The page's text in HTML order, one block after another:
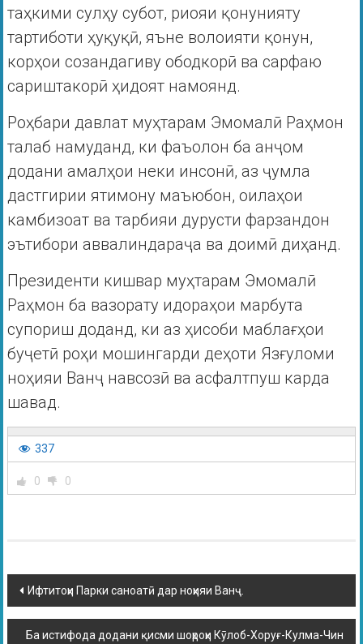
таҳкими сулҳу субот, риояи қонунияту
тартиботи ҳуқуқӣ, яъне волоияти қонун,
корҳои созандагиву ободкорӣ ва сарфаю
сариштакорӣ ҳидоят намоянд.
Роҳбари давлат муҳтарам Эмомалӣ Раҳмон
талаб намуданд, ки фаъолон ба анҷом
додани амалҳои неки инсонӣ, аз ҷумла
дастгирии ятимону маъюбон, оилаҳои
камбизоат ва тарбияи дурусти фарзандон
эътибори аввалиндараҷа ва доимӣ диҳанд.
Президенти кишвар муҳтарам Эмомалӣ
Раҳмон ба вазорату идораҳои марбута
супориш доданд, ки аз ҳисоби маблағҳои
буҷетӣ роҳи мошингарди деҳоти Язғуломи
ноҳияи Ванҷ навсозӣ ва асфалтпуш карда
шавад.
337
0 0
Ифтитоҳи Парки саноатӣ дар ноҳияи Ванҷ.
Ба истифода додани қисми шоҳроҳи Кӯлоб-Хоруғ-Кулма-Чин